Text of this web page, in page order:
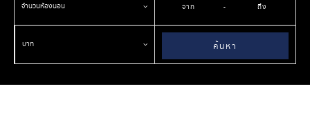
จำนวนห้องนอน -
บาท ค้นหา